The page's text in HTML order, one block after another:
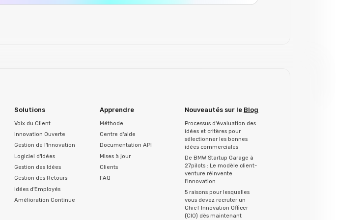
Solutions
Voix du Client
Innovation Ouverte
Gestion de l'Innovation
Logiciel d'Idées
Gestion des Idées
Gestion des Retours
Idées d'Employés
Amélioration Continue
Apprendre
Méthode
Centre d'aide
Documentation API
Mises à jour
Clients
FAQ
Nouveautés sur le Blog
Processus d'évaluation des
idées et critères pour
sélectionner les bonnes
idées commerciales
De BMW Startup Garage à
27pilots : Le modèle client-
venture réinvente
l'innovation
5 raisons pour lesquelles
vous devez recruter un
Chief Innovation Officer
(CIO) dès maintenant